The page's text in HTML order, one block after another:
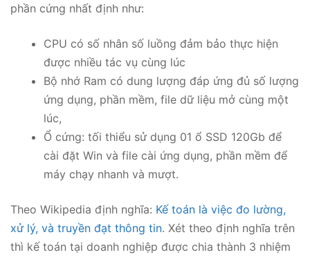
phần cứng nhất định như:
CPU có số nhân số luồng đảm bảo thực hiện
được nhiều tác vụ cùng lúc
Bộ nhớ Ram có dung lượng đáp ứng đủ số lượng
ứng dụng, phần mềm, file dữ liệu mở cùng một
lúc,
Ổ cứng: tối thiểu sử dụng 01 ổ SSD 120Gb để
cài đặt Win và file cài ứng dụng, phần mềm để
máy chạy nhanh và mượt.
Theo Wikipedia định nghĩa: Kế toán là việc đo lường,
xử lý, và truyền đạt thông tin. Xét theo định nghĩa trên
thì kế toán tại doanh nghiệp được chia thành 3 nhiệm